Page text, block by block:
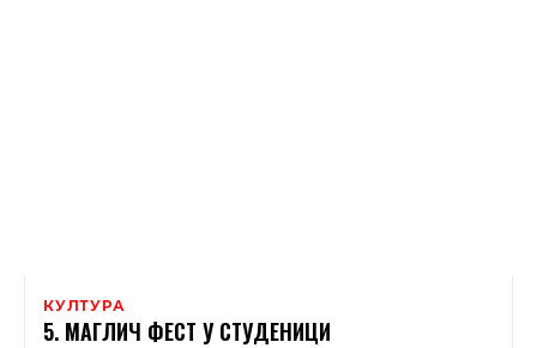
КУЛТУРА
5. МАГЛИЧ ФЕСТ У СТУДЕНИЦИ